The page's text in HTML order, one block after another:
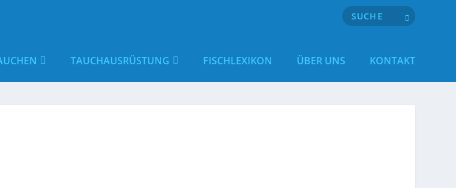
TAUCHAUSRÜSTUNG FISCHLEXIKON ÜBER UNS KONTAKT